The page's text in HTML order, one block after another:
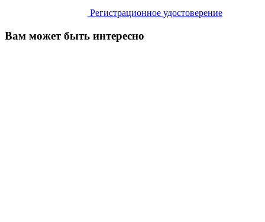
Регистрационное удостоверение
Вам может быть интересно